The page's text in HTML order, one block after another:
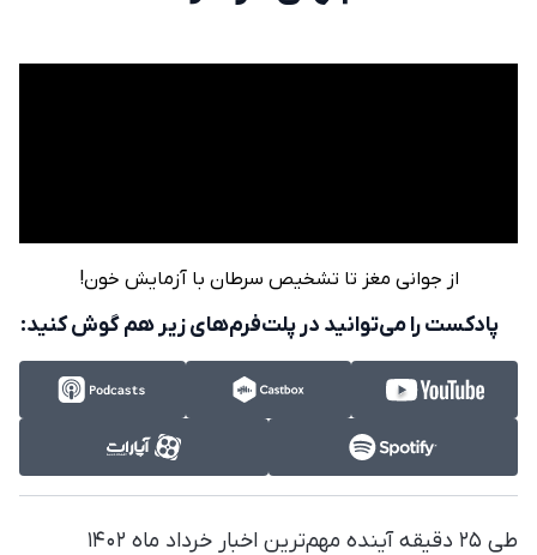
از جوانی مغز تا تشخیص سرطان با آزمایش خون!
پادکست را می‌توانید در پلت‌فرم‌های زیر هم گوش کنید:
طی ۲۵ دقیقه‌ آینده مهم‌ترین اخبار خرداد ‌ماه ۱۴۰۲